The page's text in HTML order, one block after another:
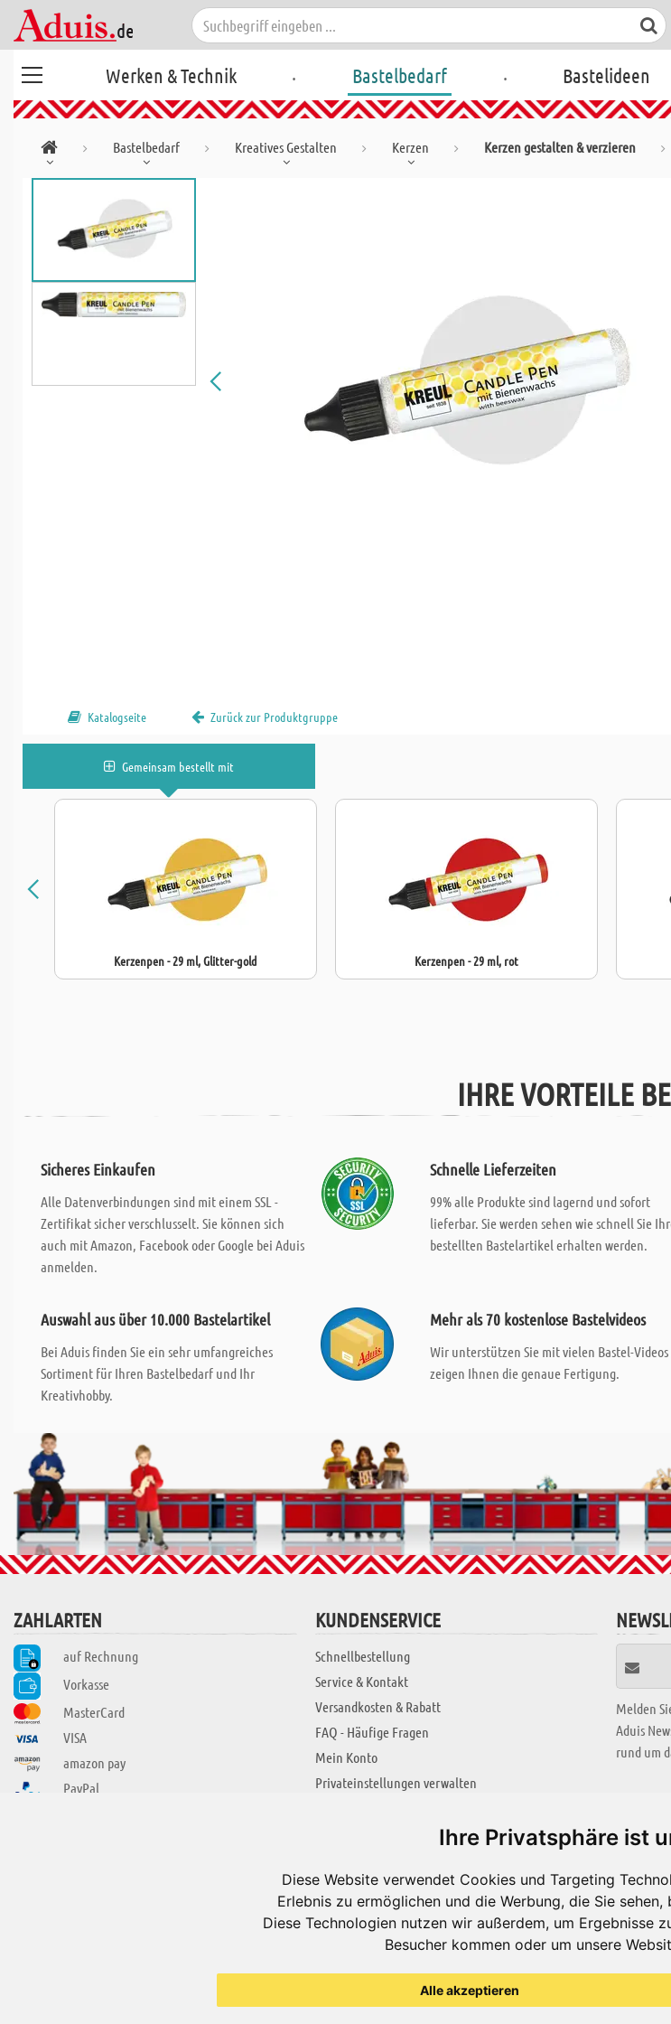
Ihre Privatsphäre ist
Diese Website verwendet Cookies und Targeting
Erlebnis zu ermöglichen und die Werbung, die Sie
Diese Technologien nutzen wir außerdem, um Ergebnisse
Besucher kommen oder um unsere
Alle akzeptieren
Werken & Technik . Bastelbedarf . Bastelideen
Bastelbedarf Kreatives Gestalten Kerzen Kerzen gestalten & verzieren
Katalogseite Zurück zur Produktgruppe
Gemeinsam bestellt mit
Kerzenpen - 29 ml, Glitter-gold Kerzenpen - 29 ml, rot
IHRE VORTEILE
Sicheres Einkaufen
Alle Datenverbindungen sind mit einem SSL -
Zertifikat sicher verschlusselt. Sie können sich
auch mit Amazon, Facebook oder Google bei Aduis
anmelden.
Schnelle Lieferzeiten
99% alle Produkte sind lagernd und sofort
lieferbar. Sie werden sehen wie schnell Sie
bestellten Bastelartikel erhalten werden.
Auswahl aus über 10.000 Bastelartikel
Bei Aduis finden Sie ein sehr umfangreiches
Sortiment für Ihren Bastelbedarf und Ihr
Kreativhobby.
Mehr als 70 kostenlose Bastelvideos
Wir unterstützen Sie mit vielen Bastel-
zeigen Ihnen die genaue Fertigung.
ZAHLARTEN
auf Rechnung
Vorkasse
MasterCard
VISA
amazon pay
PayPal
KUNDENSERVICE
Schnellbestellung
Service & Kontakt
Versandkosten & Rabatt
FAQ - Häufige Fragen
Mein Konto
Privateinstellungen verwalten
Melden
Aduis
rund um
Jobs
Impressum
Datenschutzerklärung
Alle